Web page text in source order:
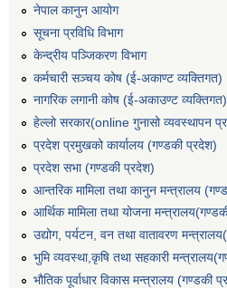
नेपाल कानुन आयोग
सूचना प्रविधि विभाग
केन्द्रीय पञ्जिकरण विभाग
कर्मचारी सञ्‍चय कोष (ई‍-अकाण्ट व्यक्तिगत)
नागरिक लगानी कोष (ई-अकाउण्ट व्यक्तिगत)
हेल्लो सरकार(online गुनासो व्यवस्थापन
प्रदेश प्रमुखको कार्यालय (गण्डकी प्रदेश)
प्रदेश सभा (गण्डकी प्रदेश)
आन्तरिक मामिला तथा कानुन मन्त्रालय
आर्थिक मामिला तथा योजना
उद्योग, पर्यटन, वन तथा वातावरण
भुमि व्यवस्था,कृषि तथा सहकारी
भौतिक पूर्वाधार विकास मन्त्रालय (गण्डकी